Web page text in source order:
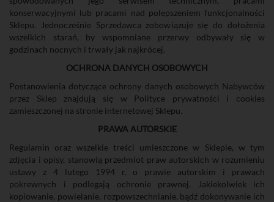
konserwacyjnymi lub pracami nad polepszeniem funkcjonalności
Sklepu. Jednocześnie Sprzedawca zobowiązuje się do dołożenia
wszelkich starań, by wspomniane przerwy odbywały się w
godzinach nocnych i trwały jak najkrócej.
OCHRONA DANYCH OSOBOWYCH
Postanowienia dotyczące ochrony danych osobowych Nabywców
przez Sklep znajdują się w Polityce prywatności i cookies
zamieszczonej na stronie internetowej Sklepu.
PRAWA AUTORSKIE
Regulamin oraz wszelkie treści umieszczone w Sklepie, w tym
zdjęcia i opisy, stanowią przedmiot praw autorskich w rozumieniu
ustawy z 4 lutego 1994 r. o prawie autorskim i prawach
pokrewnych i podlegają ochronie prawnej. Jakiekolwiek ich
kopiowanie, powielanie, rozpowszechnianie, bądź dokonywanie ich